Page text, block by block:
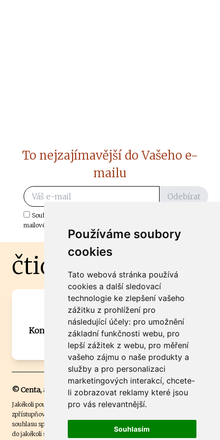
Používáme soubory
cookies
Tato webová stránka používá
cookies a další sledovací
technologie ke zlepšení vašeho
zážitku z prohlížení pro
následující účely: pro umožnění
základní funkčnosti webu, pro
lepší zážitek z webu, pro měření
vašeho zájmu o naše produkty a
služby a pro personalizaci
marketingových interakcí, chcete-
li zobrazovat reklamy které jsou
pro vás relevantnější.
Souhlasím
To nejzajímavější do Vašeho e-
mailu
Odebírat
Souhlasím s odběrem důležitých zpráv ze ČtiDoma.cz do mé e-
mailové schránky.
čtidoma.cz
Máte zajímavou informaci? Chcete
spolupracovat?
Kontaktujte šéfredaktora Martina Chalupu:
chalupa@ctidoma.cz
© Centa, a.s.
Jakékoli použití obsahu včetně převzetí, šíření či dalšího užití a
zpřístupňování textových či obrazových materiálů bez písemného
souhlasu společnosti Centa,a.s. je zakázáno. Čtenář svým přihlášením
do jakékoli soutěže na našem webu dává souhlas s tím, že v případě, že